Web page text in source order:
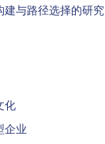
建与路径选择的研究
化
企业